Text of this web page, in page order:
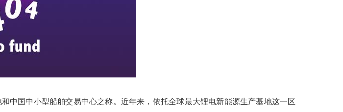
中国中小型船舶交易中心之称。近年来，依托全球最大锂电新能源生产基地这一区